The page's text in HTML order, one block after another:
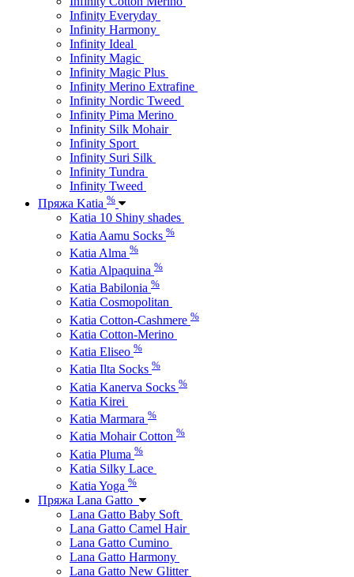
Infinity Everyday
Infinity Harmony
Infinity Ideal
Infinity Magic
Infinity Magic Plus
Infinity Merino Extrafine
Infinity Nordic Tweed
Infinity Pima Merino
Infinity Silk Mohair
Infinity Sport
Infinity Suri Silk
Infinity Tundra
Infinity Tweed
Пряжа Katia %
Katia 10 Shiny shades
Katia Aamu Socks %
Katia Alma %
Katia Alpaquina %
Katia Babilonia %
Katia Cosmopolitan
Katia Cotton-Cashmere %
Katia Cotton-Merino
Katia Eliseo %
Katia Ilta Socks %
Katia Kanerva Socks %
Katia Kirei
Katia Marmara %
Katia Mohair Cotton %
Katia Pluma %
Katia Silky Lace
Katia Yoga %
Пряжа Lana Gatto
Lana Gatto Baby Soft
Lana Gatto Camel Hair
Lana Gatto Cumino
Lana Gatto Harmony
Lana Gatto New Glitter